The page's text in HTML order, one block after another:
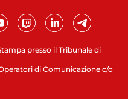
presso il Tribunale di
di Comunicazione c/o